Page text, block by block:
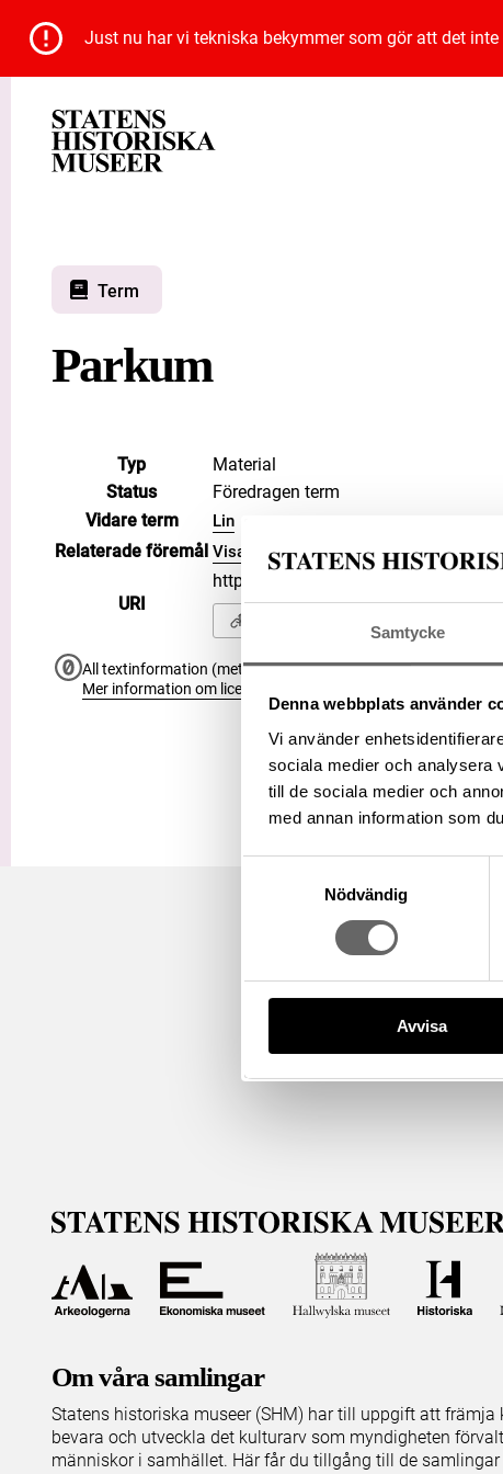
Samtycke
Denna webbplats använder
Vi använder
sociala medier och analysera
till de sociala medier och
med annan information som
Nödvändig
Avvisa
Just nu har vi tekniska bekymmer som gör att det
Term
Parkum
Typ
Material
Status
Föredragen term
Vidare term
Lin
Relaterade föremål Visa 1 relaterat föremål
URI
https://samlingar.shm.se/term/
Kopiera URI
All textinformation (metadata) på denna sida är fri att
Mer information om licenser hos Statens historiska museer.
Om våra samlingar
Statens historiska museer (SHM) har till uppgift att
bevara och utveckla det kulturarv som myndigheten
människor i samhället. Här får du tillgång till de